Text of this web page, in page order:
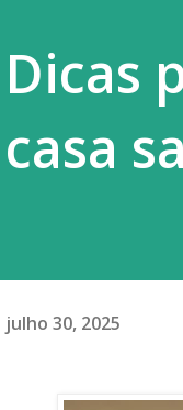
Dicas
casa
julho 30, 2025